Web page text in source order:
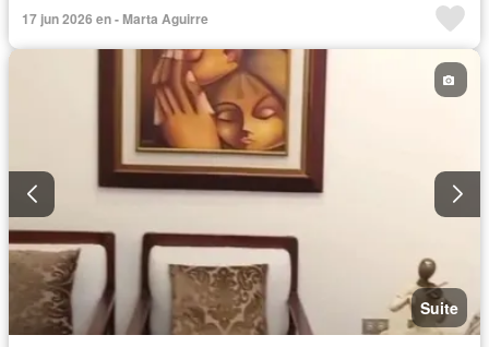
17 jun 2026 en - Marta Aguirre
Suite